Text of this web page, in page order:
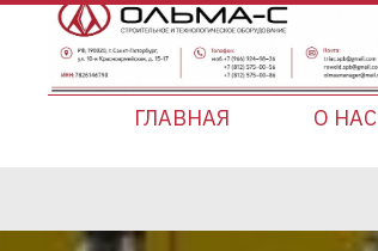
ГЛАВНАЯ О НАС